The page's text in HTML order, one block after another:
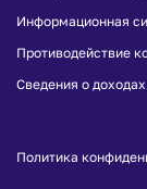
Информационная
Противодействие
Сведения о
Политика